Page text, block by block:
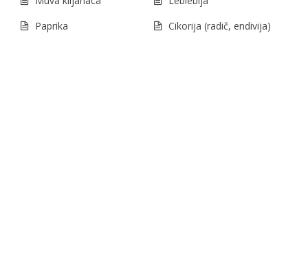
Paprika
Cikorija (radič, endivija)